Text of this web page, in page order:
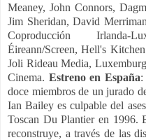
Meaney, John Connors,
Jim Sheridan, David
Coproducción Irlanda-
Éireann/Screen, Hell's
Joli Rideau Media,
Cinema. Estreno en España:
doce miembros de un jurado
Ian Bailey es culpable del
Toscan Du Plantier en 1996.
reconstruye, a través de las